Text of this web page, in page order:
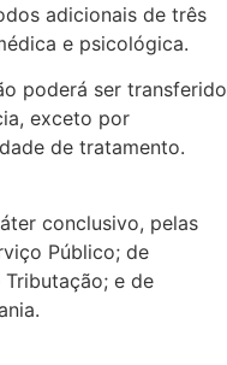
adicionais de três
e psicológica.
poderá ser transferido
exceto por
de tratamento.
conclusivo, pelas
Público; de
Tributação; e de